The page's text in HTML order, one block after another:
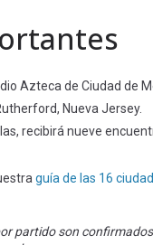
Azteca de Ciudad de
Nueva Jersey.
recibirá nueve
guía de las 16
partido son